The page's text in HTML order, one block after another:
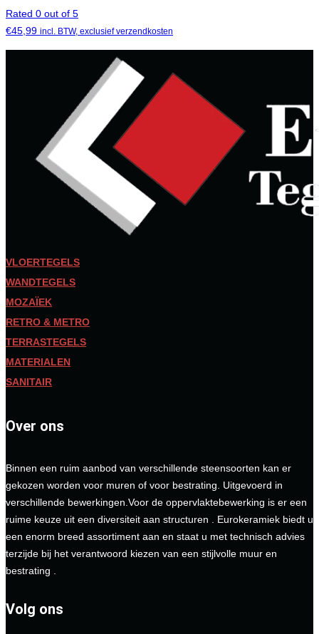
Rated 0 out of 5
€45,99 incl. BTW, exclusief verzendkosten
VLOERTEGELS
WANDTEGELS
MOZAÏEK
RETRO & METRO
TERRASTEGELS
MATERIALEN
SANITAIR
Over ons
Binnen een ruim aanbod van verschillende steensoorten kan er
gekozen worden voor muren of voor bestrating. Uitgevoerd in
verschillende bewerkingen.Voor de oppervlaktebewerking is er een
ruime keuze uit een diversiteit aan structuren . Eurokeramiek biedt u
een enorm breed assortiment aan en staat u met technisch advies
terzijde bij het verantwoord kiezen van een stijlvolle muur en
bestrating .
Volg ons